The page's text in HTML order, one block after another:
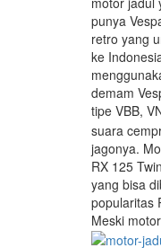
punya
retro yang
ke
demam
tipe VBB,
suara
jagonya.
RX 125
yang bisa
popularitas
Meski